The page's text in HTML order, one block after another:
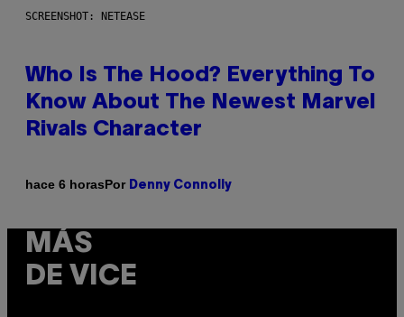
SCREENSHOT: NETEASE
Who Is The Hood? Everything To
Know About The Newest Marvel
Rivals Character
hace 6 horasPor Denny Connolly
MÁS
DE VICE